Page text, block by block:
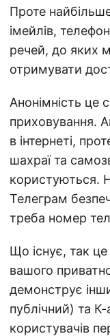
Проте
імейлів,
речей, до яких
отримувати
Анонімність це
приховування.
в інтернеті,
шахраї та
користуються.
Телеграм
треба номер
Що існує, так це
вашого
демонструє
публічний) та
користувачів